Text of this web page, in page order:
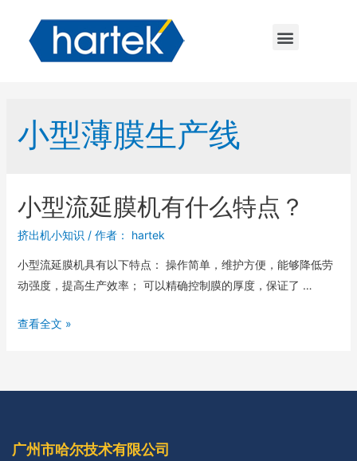
小型薄膜生产线
小型流延膜机有什么特点？
挤出机小知识 / 作者： hartek
小型流延膜机具有以下特点： 操作简单，维护方便，能够降低劳
动强度，提高生产效率； 可以精确控制膜的厚度，保证了 …
查看全文 »
广州市哈尔技术有限公司